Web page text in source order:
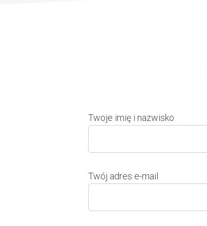
Twoje imię i nazwisko
Twój adres e-mail